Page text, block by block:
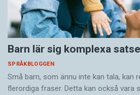
Barn lär sig komplexa
SPRÅKBLOGGEN
Små barn, som ännu inte kan tala, kan
flerordiga fraser. Detta kan också vara